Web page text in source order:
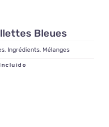
Bleues
, Ingrédients, Mélanges
Incluido